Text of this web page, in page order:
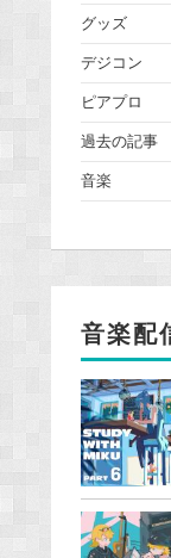
グッズ
デジコン
ピアプロ
過去の記事
音楽
音楽配